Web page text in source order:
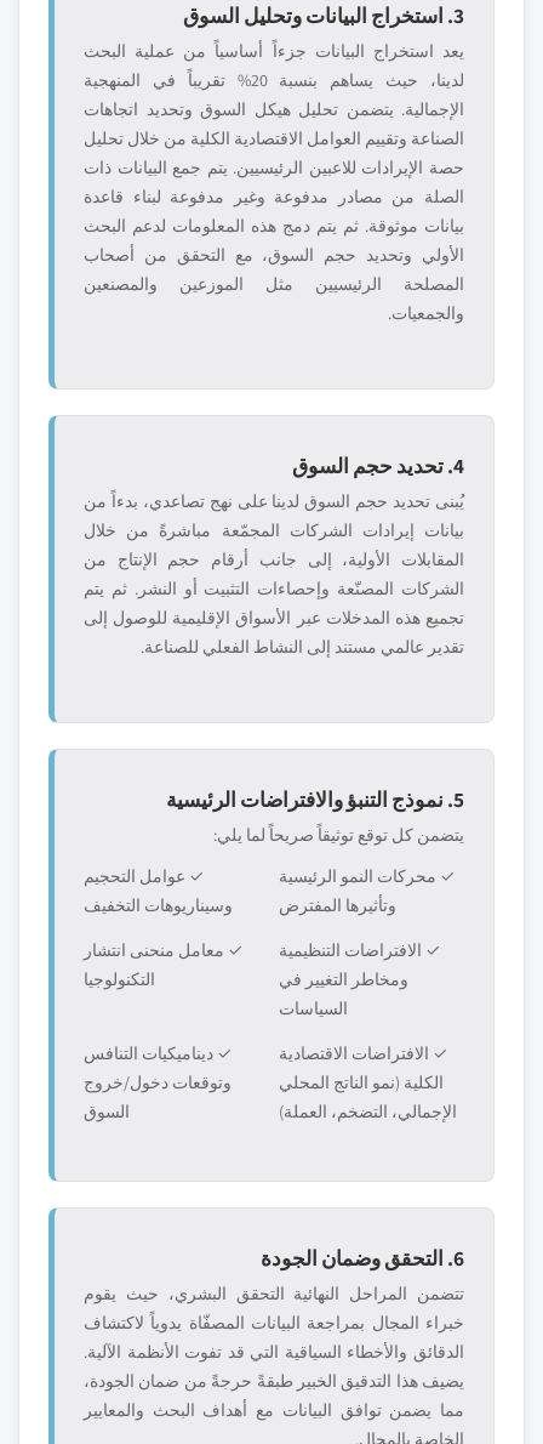
3. استخراج البيانات وتحليل السوق
يعد استخراج البيانات جزءاً أساسياً من عملية البحث
لدينا، حيث يساهم بنسبة 20% تقريباً في المنهجية
الإجمالية. يتضمن تحليل هيكل السوق وتحديد اتجاهات
الصناعة وتقييم العوامل الاقتصادية الكلية من خلال تحليل
حصة الإيرادات للاعبين الرئيسيين. يتم جمع البيانات ذات
الصلة من مصادر مدفوعة وغير مدفوعة لبناء قاعدة
بيانات موثوقة. ثم يتم دمج هذه المعلومات لدعم البحث
الأولي وتحديد حجم السوق، مع التحقق من أصحاب
المصلحة الرئيسيين مثل الموزعين والمصنعين
والجمعيات.
4. تحديد حجم السوق
يُبنى تحديد حجم السوق لدينا على نهج تصاعدي، بدءاً من
بيانات إيرادات الشركات المجمّعة مباشرةً من خلال
المقابلات الأولية، إلى جانب أرقام حجم الإنتاج من
الشركات المصنّعة وإحصاءات التثبيت أو النشر. ثم يتم
تجميع هذه المدخلات عبر الأسواق الإقليمية للوصول إلى
تقدير عالمي مستند إلى النشاط الفعلي للصناعة.
5. نموذج التنبؤ والافتراضات الرئيسية
يتضمن كل توقع توثيقاً صريحاً لما يلي:
✓ محركات النمو الرئيسية
وتأثيرها المفترض
✓ عوامل التحجيم
وسيناريوهات التخفيف
✓ الافتراضات التنظيمية
ومخاطر التغيير في
السياسات
✓ معامل منحنى انتشار
التكنولوجيا
✓ الافتراضات الاقتصادية
الكلية (نمو الناتج المحلي
الإجمالي، التضخم، العملة)
✓ ديناميكيات التنافس
وتوقعات دخول/خروج
السوق
6. التحقق وضمان الجودة
تتضمن المراحل النهائية التحقق البشري، حيث يقوم
خبراء المجال بمراجعة البيانات المصفّاة يدوياً لاكتشاف
الدقائق والأخطاء السياقية التي قد تفوت الأنظمة الآلية.
يضيف هذا التدقيق الخبير طبقةً حرجةً من ضمان الجودة،
مما يضمن توافق البيانات مع أهداف البحث والمعايير
الخاصة بالمجال.